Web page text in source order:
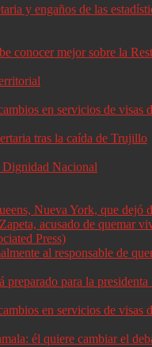
y engaños de las
conocer mejor sobre la
en servicios de visas
tras la caída de Trujillo
Nacional
Nueva York, que dejó
al responsable de
preparado para la
en servicios de visas
él quiere cambiar el